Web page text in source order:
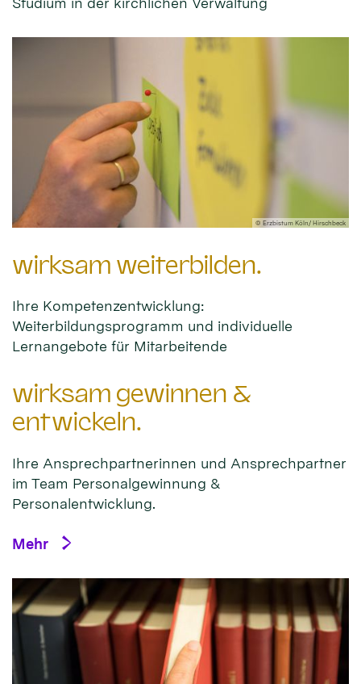
© Erzbistum Köln/ Hirschbeck
wirksam weiterbilden.
Ihre Kompetenzentwicklung:
Weiterbildungsprogramm und individuelle
Lernangebote für Mitarbeitende
wirksam gewinnen &
entwickeln.
Ihre Ansprechpartnerinnen und Ansprechpartner
im Team Personalgewinnung &
Personalentwicklung.
Mehr